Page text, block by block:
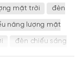
mặt trời đèn
năng lượng mặt
đèn chiếu sáng
lượng mặt trời
cấp